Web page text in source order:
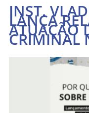
INST.
LANÇA
ATUAÇÃO
CRIMINAL